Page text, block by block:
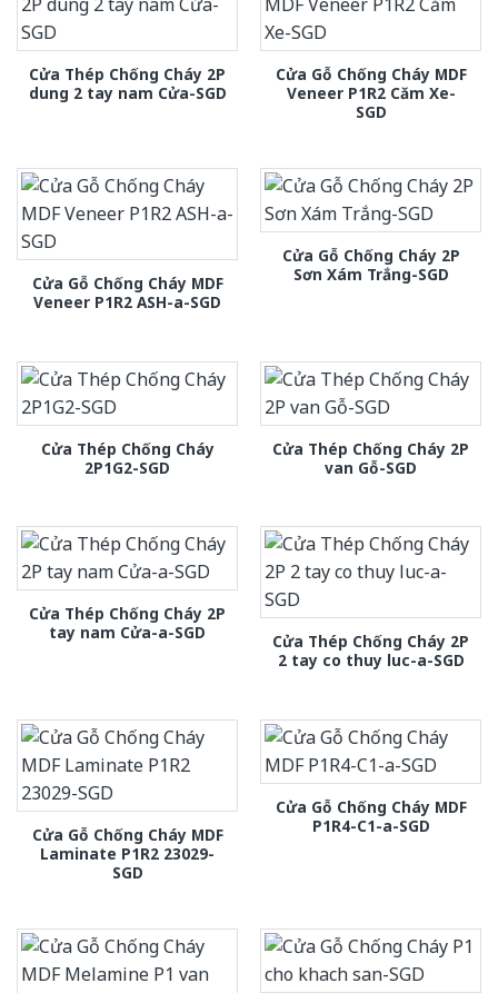
Cửa Thép Chống Cháy 2P
dung 2 tay nam Cửa-SGD
Cửa Gỗ Chống Cháy MDF
Veneer P1R2 Căm Xe-
SGD
Cửa Gỗ Chống Cháy MDF
Veneer P1R2 ASH-a-SGD
Cửa Gỗ Chống Cháy 2P
Sơn Xám Trắng-SGD
Cửa Thép Chống Cháy
2P1G2-SGD
Cửa Thép Chống Cháy 2P
van Gỗ-SGD
Cửa Thép Chống Cháy 2P
tay nam Cửa-a-SGD
Cửa Thép Chống Cháy 2P
2 tay co thuy luc-a-SGD
Cửa Gỗ Chống Cháy MDF
Laminate P1R2 23029-
SGD
Cửa Gỗ Chống Cháy MDF
P1R4-C1-a-SGD